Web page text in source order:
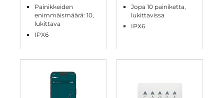
Painikkeiden
enimmäismäärä: 10,
lukittava
IPX6
Jopa 10 painiketta,
lukittavissa
IPX6